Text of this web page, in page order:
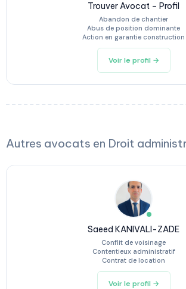
Trouver Avocat – Profil
Abandon de chantier
Abus de position dominante
Action en garantie construction
Voir le profil →
Autres avocats en Droit
Saeed KANIVALI-ZADE
Conflit de voisinage
Contentieux administratif
Contrat de location
Voir le profil →